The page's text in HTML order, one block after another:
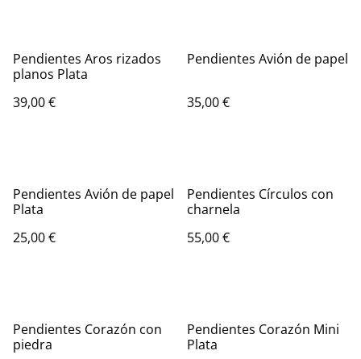
Pendientes Aros rizados
planos Plata
39,00 €
Pendientes Avión de papel
35,00 €
Pendientes Avión de papel
Plata
25,00 €
Pendientes Círculos con
charnela
55,00 €
Pendientes Corazón con
piedra
Pendientes Corazón Mini
Plata